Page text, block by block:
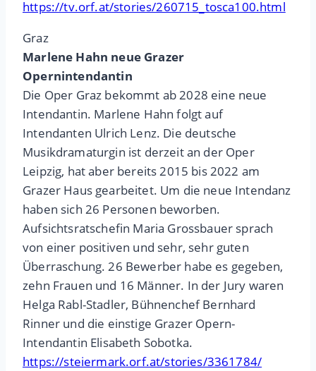
https://tv.orf.at/stories/260715_tosca100.html
Graz
Marlene Hahn neue Grazer
Opernintendantin
Die Oper Graz bekommt ab 2028 eine neue
Intendantin. Marlene Hahn folgt auf
Intendanten Ulrich Lenz. Die deutsche
Musikdramaturgin ist derzeit an der Oper
Leipzig, hat aber bereits 2015 bis 2022 am
Grazer Haus gearbeitet. Um die neue Intendanz
haben sich 26 Personen beworben.
Aufsichtsratschefin Maria Grossbauer sprach
von einer positiven und sehr, sehr guten
Überraschung. 26 Bewerber habe es gegeben,
zehn Frauen und 16 Männer. In der Jury waren
Helga Rabl-Stadler, Bühnenchef Bernhard
Rinner und die einstige Grazer Opern-
Intendantin Elisabeth Sobotka.
https://steiermark.orf.at/stories/3361784/